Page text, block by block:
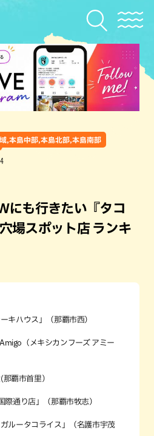
,本島中部,本島北部,本島南部
にも行きたい『タコ
場スポット店 ランキ
キハウス」（那覇市西）
（メキシカンフーズ アミー
覇市首里）
際通り店」（那覇市牧志）
ルータコライス」（名護市宇茂